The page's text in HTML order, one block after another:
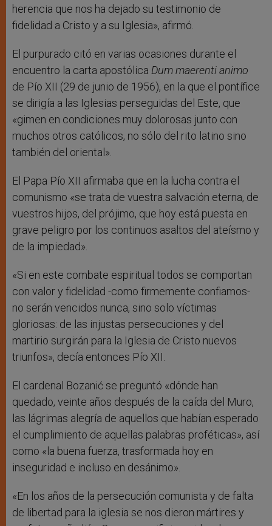
herencia que nos ha dejado su testimonio de
fidelidad a Cristo y a su Iglesia», afirmó.
El purpurado citó en varias ocasiones durante el
encuentro la carta apostólica Dum maerenti animo
de Pío XII (29 de junio de 1956), en la que el pontífice
se dirigía a las Iglesias perseguidas del Este, que
«gimen en condiciones muy dolorosas junto con
muchos otros católicos, no sólo del rito latino sino
también del oriental».
El Papa Pío XII afirmaba que en la lucha contra el
comunismo «se trata de vuestra salvación eterna, de
vuestros hijos, del prójimo, que hoy está puesta en
grave peligro por los continuos asaltos del ateísmo y
de la impiedad».
«Si en este combate espiritual todos se comportan
con valor y fidelidad -como firmemente confiamos-
no serán vencidos nunca, sino solo víctimas
gloriosas: de las injustas persecuciones y del
martirio surgirán para la Iglesia de Cristo nuevos
triunfos», decía entonces Pío XII.
El cardenal Bozanić se preguntó «dónde han
quedado, veinte años después de la caída del Muro,
las lágrimas alegría de aquellos que habían esperado
el cumplimiento de aquellas palabras proféticas», así
como «la buena fuerza, trasformada hoy en
inseguridad e incluso en desánimo».
«En los años de la persecución comunista y de falta
de libertad para la iglesia se nos dieron mártires y